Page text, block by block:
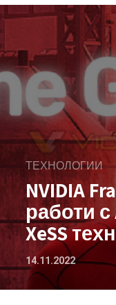
ТЕХНОЛОГИИ
NVIDIA
работи с
XeSS
14.11.2022